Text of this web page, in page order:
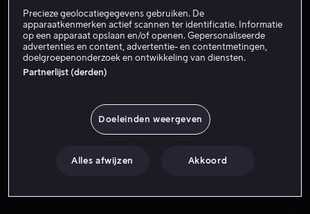
Vanaf het circuit van Imola blikt Amber Brantsen terug
Vanaf het circuit van Imola blikt Amber Brantsen terug
op het F1-seizoen 2022. Speciale gasten zijn Max
Verstappen, vader Jos Verstappen, Heikki Kovalainen,
David Coulthard Heikki Kovalainen
Unknown
Precieze geolocatiegegevens gebruiken. De
apparaatkenmerken actief scannen ter identificatie. Informatie
op een apparaat opslaan en/of openen. Gepersonaliseerde
advertenties en content, advertentie- en contentmetingen,
doelgroepenonderzoek en ontwikkeling van diensten.
Partnerlijst (derden)
Doeleinden weergeven
Alles afwijzen Akkoord